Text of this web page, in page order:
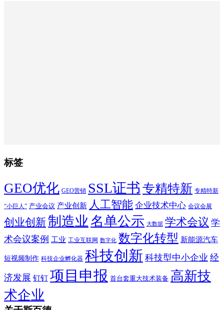
标签
GEO优化 GEO营销 SSL证书 专精特新 专精特新
“小巨人” 产业会议 产业创新 人工智能 企业技术中心 会议会展
创业创新制造业 名单公示 大数据 学术会议 学
术会议案例 工业 工业互联网 数字化 数字化转型 新能源汽车
短视频制作 科技企业孵化器 科技创新 科技型中小企业 经
济发展 钉钉 项目申报 首台套重大技术装备 高新技
术企业